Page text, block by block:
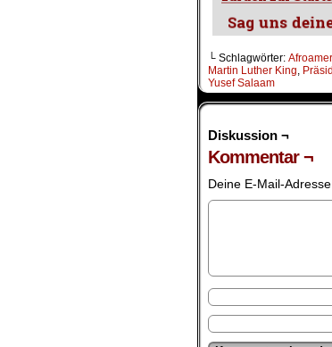
└ Schlagwörter:
Martin Luther King
Yusef Salaam
Diskussion ¬
Kommentar ¬
Deine E-Mail-